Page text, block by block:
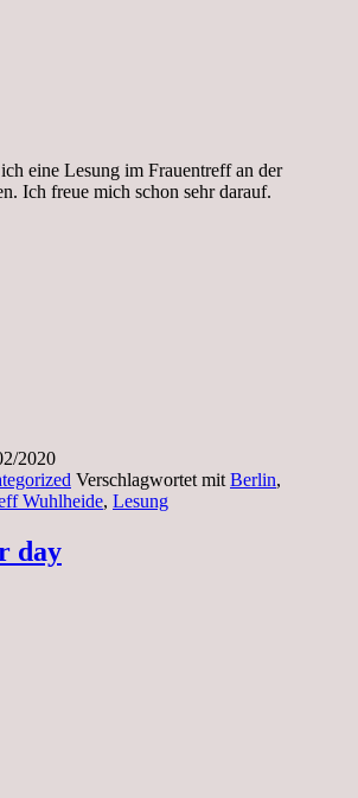
eine Lesung im Frauentreff an der
Ich freue mich schon sehr darauf.
2020
Verschlagwortet mit Berlin,
Wuhlheide, Lesung
day